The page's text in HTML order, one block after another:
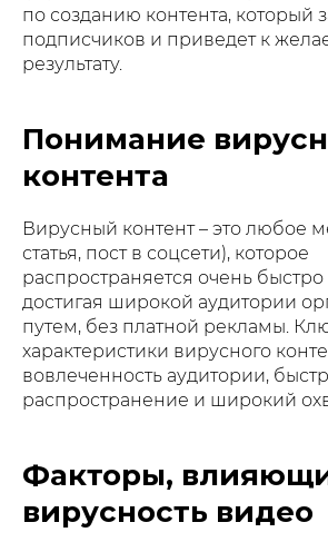
по созданию контента, который
подписчиков и приведет к
результату.
Понимание
контента
Вирусный контент – это любое
статья, пост в соцсети), которое
распространяется очень
достигая широкой аудитории
путем, без платной рекламы.
характеристики вирусного
вовлеченность аудитории,
распространение и широкий
Факторы,
вирусность видео